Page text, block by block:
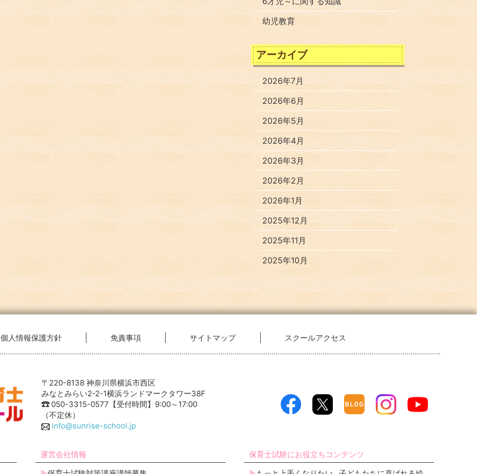
幼児教育
アーカイブ
2026年7月
2026年6月
2026年5月
2026年4月
2026年3月
2026年2月
2026年1月
2025年12月
2025年11月
2025年10月
個人情報保護方針 免責事項 サイトマップ スクールアクセス
〒220-8138 神奈川県横浜市西区
みなとみらい2-2-1横浜ランドマークタワー38F
050-3315-0577【受付時間】9:00～17:00
（不定休）
info@sunrise-school.jp
運営会社情報
保育士試験にお役立ちコンテンツ